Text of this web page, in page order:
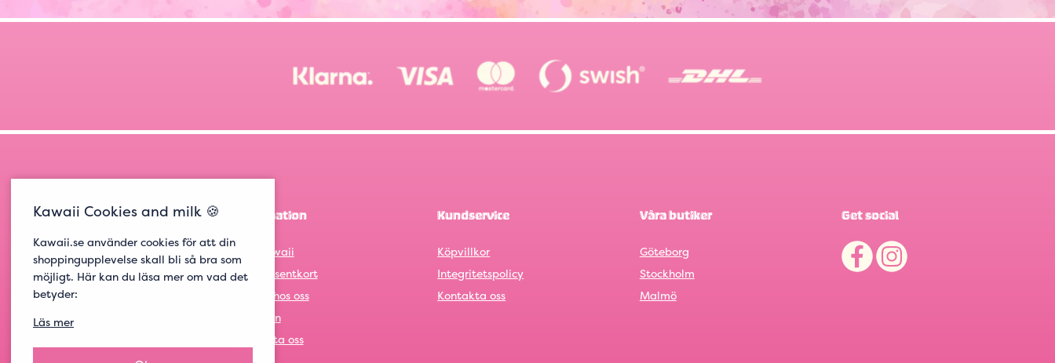
Information
Om Kawaii
Om presentkort
Jobba hos oss
Logga in
Kontakta oss
Kundservice
Köpvillkor
Integritetspolicy
Kontakta oss
Våra butiker
Göteborg
Stockholm
Malmö
Get social
Kawaii Cookies and milk 🍪
Kawaii.se använder cookies för att din
shoppingupplevelse skall bli så bra som
möjligt. Här kan du läsa mer om vad det
betyder:
Läs mer